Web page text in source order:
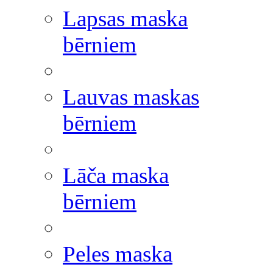
Lapsas maska
bērniem
Lauvas maskas
bērniem
Lāča maska
bērniem
Peles maska